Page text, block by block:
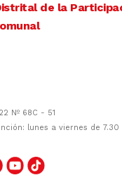
de la
Nº 68C - 51
lunes a viernes de